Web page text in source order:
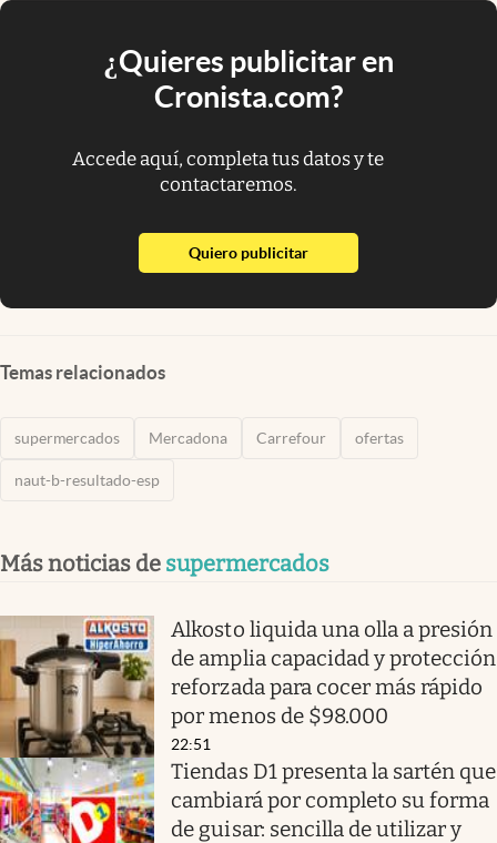
¿Quieres publicitar en
Cronista.com?
Accede aquí, completa tus datos y te
contactaremos.
Quiero publicitarabre en nueva pestaña
Temas relacionados
supermercados Mercadona Carrefour ofertas
naut-b-resultado-esp
Más noticias de supermercados
Alkosto liquida una olla a presión
de amplia capacidad y protección
reforzada para cocer más rápido
por menos de $98.000
22:51
Tiendas D1 presenta la sartén que
cambiará por completo su forma
de guisar: sencilla de utilizar y